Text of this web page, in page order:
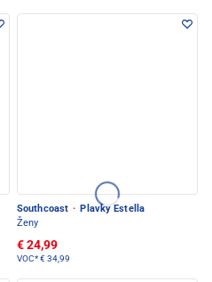
Southcoast · Plavky Estella
Ženy
€ 24,99
VOC*€ 34,99